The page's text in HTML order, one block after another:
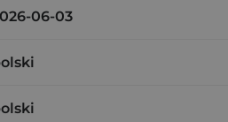
06-03